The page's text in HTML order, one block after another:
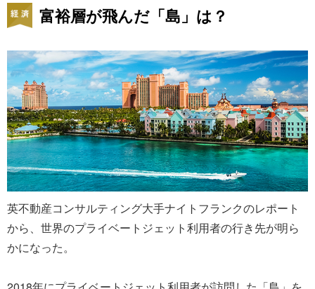
富裕層が飛んだ「島」は？
英不動産コンサルティング大手ナイトフランクのレポート
から、世界のプライベートジェット利用者の行き先が明ら
かになった。